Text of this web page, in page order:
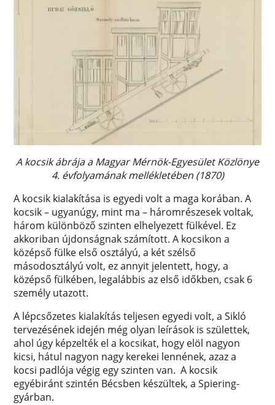
A kocsik ábrája a Magyar Mérnök-Egyesület Közlönye
4. évfolyamának mellékletében (1870)
A kocsik kialakítása is egyedi volt a maga korában. A
kocsik – ugyanúgy, mint ma – háromrészesek voltak,
három különböző szinten elhelyezett fülkével. Ez
akkoriban újdonságnak számított. A kocsikon a
középső fülke első osztályú, a két szélső
másodosztályú volt, ez annyit jelentett, hogy, a
középső fülkében, legalábbis az első időkben, csak 6
személy utazott.
A lépcsőzetes kialakítás teljesen egyedi volt, a Sikló
tervezésének idején még olyan leírások is születtek,
ahol úgy képzelték el a kocsikat, hogy elöl nagyon
kicsi, hátul nagyon nagy kerekei lennének, azaz a
kocsi padlója végig egy szinten van. A kocsik
egyébiránt szintén Bécsben készültek, a Spiering-
gyárban.